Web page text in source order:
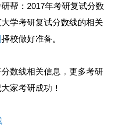
：2017年考研复试分数
学考研复试分数线的相关
择校做好准备。
线相关信息，更多考研
家考研成功！